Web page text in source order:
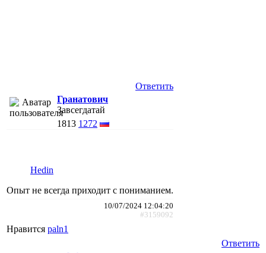
Ответить
Гранатович
Завсегдатай
1813 1272
Hedin
Опыт не всегда приходит с пониманием.
10/07/2024 12:04:20
#3159092
Нравится paln1
Ответить